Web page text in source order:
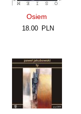
Osiem
18.00 PLN